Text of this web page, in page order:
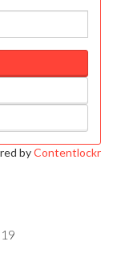
byContentlockr